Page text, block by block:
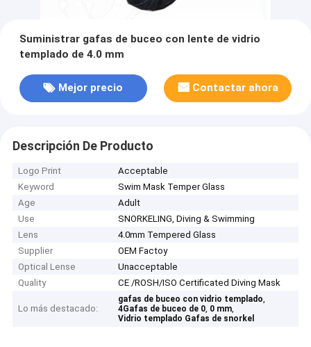
Suministrar gafas de buceo con lente de vidrio
templado de 4.0 mm
Mejor precio Contactar ahora
Descripción De Producto
Logo Print
Acceptable
Keyword
Swim Mask Temper Glass
Age
Adult
Use
SNORKELING, Diving & Swimming
Lens
4.0mm Tempered Glass
Supplier
OEM Factoy
Optical Lense
Unacceptable
Quality
CE /ROSH/ISO Certificated Diving Mask
Lo más destacado:
gafas de buceo con vidrio templado,
4Gafas de buceo de 0, 0 mm,
Vidrio templado Gafas de snorkel